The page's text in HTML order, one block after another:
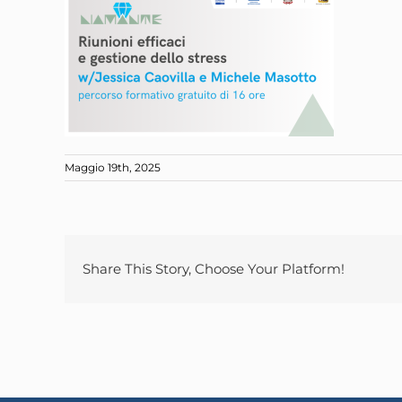
Maggio 19th, 2025
Share This Story, Choose Your Platform!